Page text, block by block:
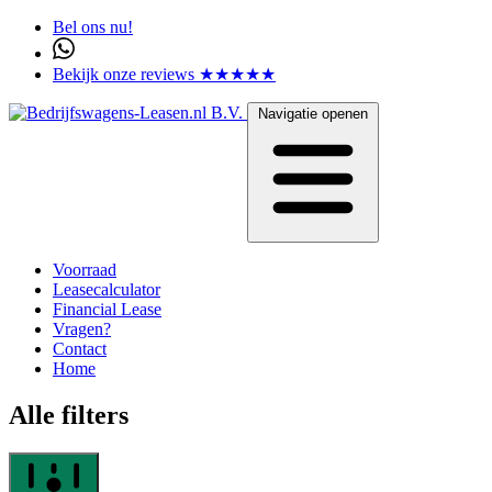
Bel ons nu!
Bekijk onze reviews ★★★★★
Navigatie openen
Voorraad
Leasecalculator
Financial Lease
Vragen?
Contact
Home
Alle filters